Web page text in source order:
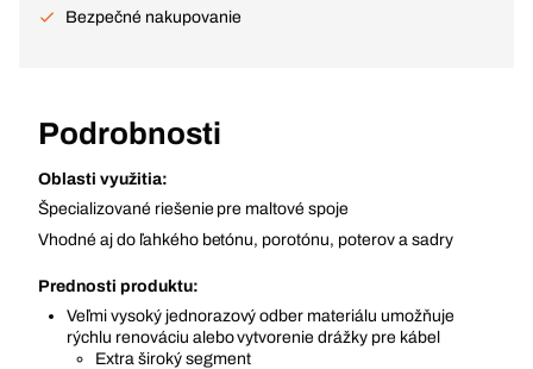
Bezpečné nakupovanie
Podrobnosti
Oblasti využitia:
Špecializované riešenie pre maltové spoje
Vhodné aj do ľahkého betónu, porotónu, poterov a sadry
Prednosti produktu:
Veľmi vysoký jednorazový odber materiálu umožňuje
rýchlu renováciu alebo vytvorenie drážky pre kábel
Extra široký segment